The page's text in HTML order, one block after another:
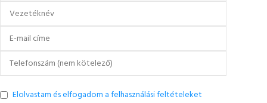
Elolvastam és elfogadom a felhasználási feltételeket